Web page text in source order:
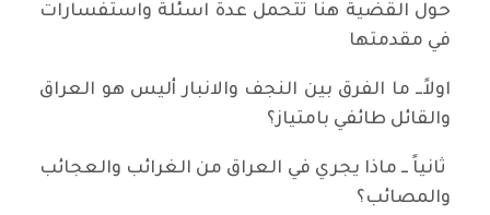
حول القضية هنا تتحمل عدة اسئلة واستفسارات
في مقدمتها
اولاًــ ما الفرق بين النجف والانبار أليس هو العراق
والقائل طائفي بامتياز؟
ثانياً ــ ماذا يجري في العراق من الغرائب والعجائب
والمصائب؟